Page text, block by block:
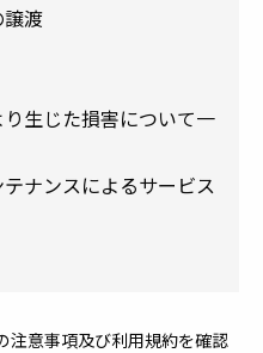
渡
生じた損害について一
ナンスによるサービス
注意事項及び利用規約を確認